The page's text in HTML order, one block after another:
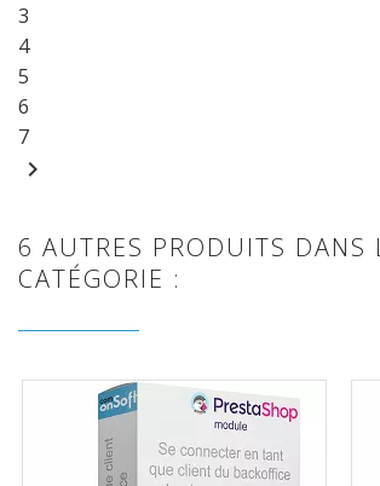
3
4
5
6
7
chevron_right
6 AUTRES PRODUITS DANS
CATÉGORIE :